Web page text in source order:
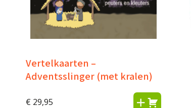
Vertelkaarten –
Adventsslinger (met kralen)
€ 29,95